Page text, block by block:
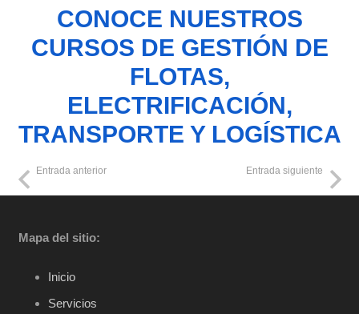
CONOCE NUESTROS
CURSOS DE GESTIÓN DE
FLOTAS,
ELECTRIFICACIÓN,
TRANSPORTE Y LOGÍSTICA
Entrada anterior Entrada siguiente
Mapa del sitio:
Inicio
Servicios